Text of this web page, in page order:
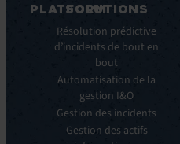
PLATFORM
Fonctionnalités
clés
clés
Intégrations
Pulse
SOLUTIONS
Résolution prédictive
d’incidents de bout en
bout
Automatisation de la
gestion I&O
Gestion des incidents
Gestion des actifs